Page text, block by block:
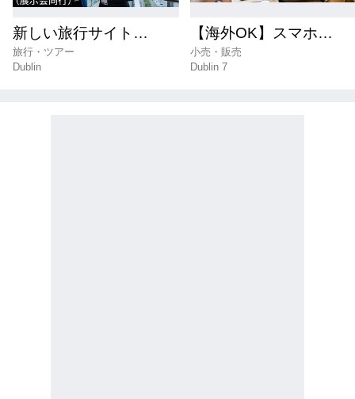
新しい旅行サイトでダブリン在住者を大募集‼【未経験でも大丈夫】【副業・早い者勝ち】
旅行・ツアー
Dublin
【海外OK】スマホでできる日本語ワーク💻
小売・販売
Dublin 7